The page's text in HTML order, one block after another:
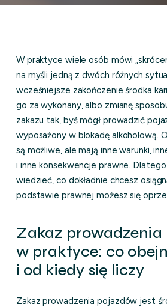
W praktyce wiele osób mówi
na myśli jedną z dwóch różnych
wcześniejsze zakończenie środka
go za wykonany, albo zmianę
zakazu tak, byś mógł prowadzić
wyposażony w blokadę alkoholową.
są możliwe, ale mają inne warunki,
i inne konsekwencje prawne.
wiedzieć, co dokładnie chcesz
podstawie prawnej możesz się
Zakaz prowadzenia
w praktyce: co
i od kiedy się liczy
Zakaz prowadzenia pojazdów jest